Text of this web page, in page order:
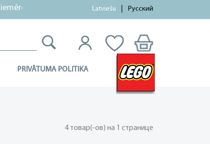
Latviešu Русский
PRIVĀTUMA POLITIKA
4 товар(-ов) на 1 странице